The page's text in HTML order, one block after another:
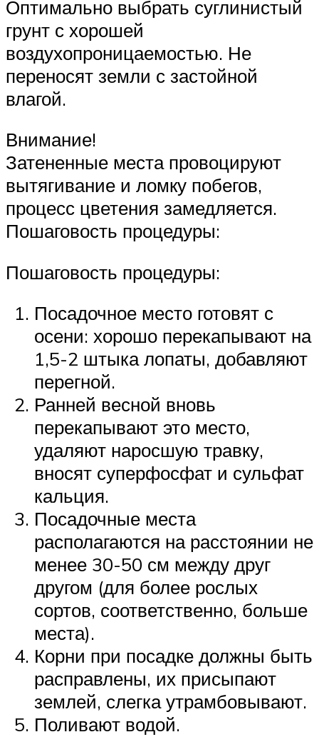
Оптимально выбрать суглинистый
грунт с хорошей
воздухопроницаемостью. Не
переносят земли с застойной
влагой.
Внимание!
Затененные места провоцируют
вытягивание и ломку побегов,
процесс цветения замедляется.
Пошаговость процедуры:
Пошаговость процедуры:
Посадочное место готовят с
осени: хорошо перекапывают на
1,5-2 штыка лопаты, добавляют
перегной.
Ранней весной вновь
перекапывают это место,
удаляют наросшую травку,
вносят суперфосфат и сульфат
кальция.
Посадочные места
располагаются на расстоянии не
менее 30-50 см между друг
другом (для более рослых
сортов, соответственно, больше
места).
Корни при посадке должны быть
расправлены, их присыпают
землей, слегка утрамбовывают.
Поливают водой.